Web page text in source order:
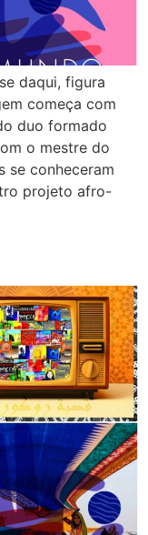
daqui, figura
começa com
duo formado
o mestre do
se conheceram
projeto afro-